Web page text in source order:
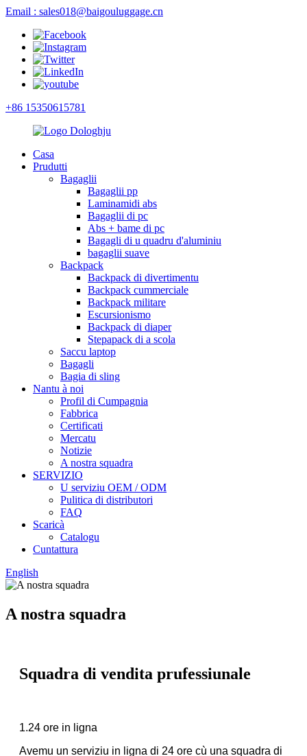
Email : sales018@baigouluggage.cn
+86 15350615781
Casa
Prudutti
Bagaglii
Bagaglii pp
Laminamidi abs
Bagaglii di pc
Abs + bame di pc
Bagagli di u quadru d'aluminiu
bagaglii suave
Backpack
Backpack di divertimentu
Backpack cummerciale
Backpack militare
Escursionismo
Backpack di diaper
Stepapack di a scola
Saccu laptop
Bagagli
Bagia di sling
Nantu à noi
Profil di Cumpagnia
Fabbrica
Certificati
Mercatu
Notizie
A nostra squadra
SERVIZIO
U serviziu OEM / ODM
Pulitica di distributori
FAQ
Scaricà
Catalogu
Cuntattura
English
A nostra squadra
Squadra di vendita prufessiunale
1.24 ore in ligna
Avemu un serviziu in ligna di 24 ore cù una squadra di